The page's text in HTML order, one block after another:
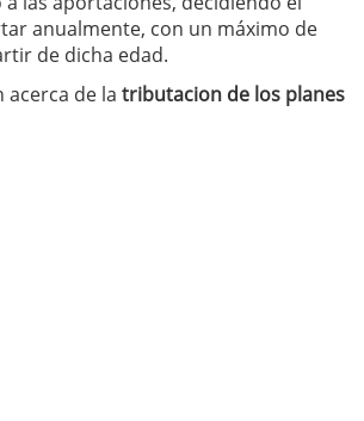
anualmente, con un máximo de
de dicha edad.
de la tributacion de los planes